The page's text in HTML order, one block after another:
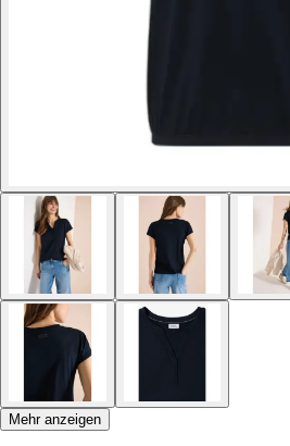
Mehr anzeigen